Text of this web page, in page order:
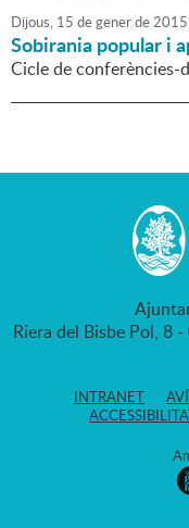
Dijous, 15 degenerde2015
Sobirania popular i
Cicle de conferències-
Riera del Bisbe Pol, 8
INTRANET